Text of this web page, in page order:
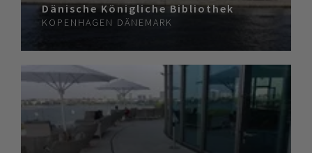
Dänische Königliche Bibliothek
KOPENHAGEN DÄNEMARK